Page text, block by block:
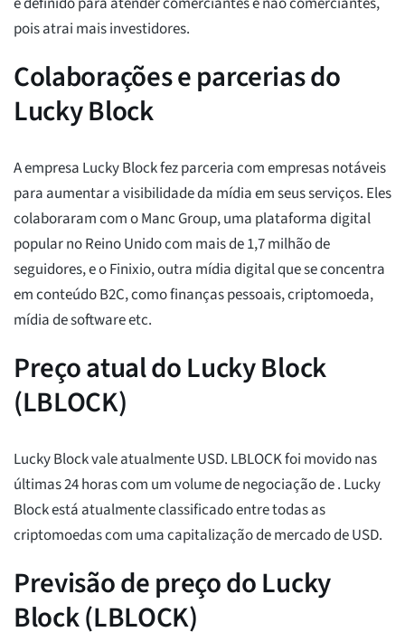
pois atrai mais investidores.
Colaborações e parcerias do
Lucky Block
A empresa Lucky Block fez parceria com empresas notáveis
para aumentar a visibilidade da mídia em seus serviços. Eles
colaboraram com o Manc Group, uma plataforma digital
popular no Reino Unido com mais de 1,7 milhão de
seguidores, e o Finixio, outra mídia digital que se concentra
em conteúdo B2C, como finanças pessoais, criptomoeda,
mídia de software etc.
Preço atual do Lucky Block
(LBLOCK)
Lucky Block vale atualmenteUSD. LBLOCK foi movidonas
últimas 24 horas com um volume de negociação de. Lucky
Block está atualmente classificadoentre todas as
criptomoedas com uma capitalização de mercado deUSD.
Previsão de preço do Lucky
Block (LBLOCK)